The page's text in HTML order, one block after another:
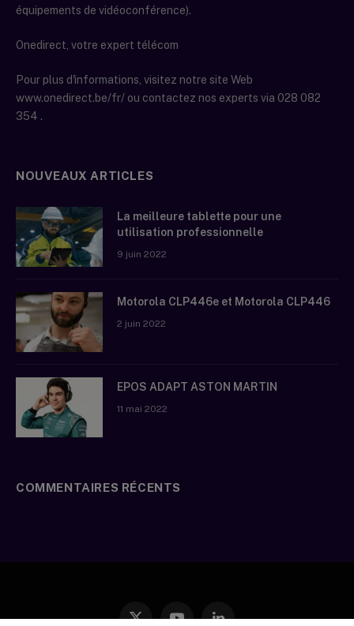
équipements de vidéoconférence).
Onedirect, votre expert télécom
Pour plus d'informations, visitez notre site Web
www.onedirect.be/fr/ ou contactez nos experts via 028 082
354 .
NOUVEAUX ARTICLES
La meilleure tablette pour une
utilisation professionnelle
9 juin 2022
Motorola CLP446e et Motorola CLP446
2 juin 2022
EPOS ADAPT ASTON MARTIN
11 mai 2022
COMMENTAIRES RÉCENTS